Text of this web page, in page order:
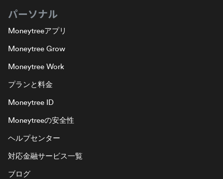
パーソナル
Moneytreeアプリ
Moneytree Grow
Moneytree Work
プランと料金
Moneytree ID
Moneytreeの安全性
ヘルプセンター
対応金融サービス一覧
ブログ